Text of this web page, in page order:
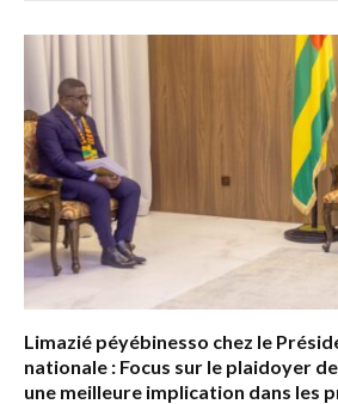
Limazié péyébinesso chez le
nationale : Focus sur le plaidoyer
une meilleure implication dans les